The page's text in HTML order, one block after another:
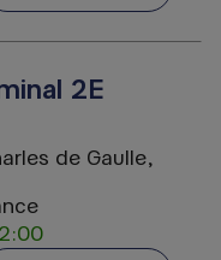
2E
de Gaulle,